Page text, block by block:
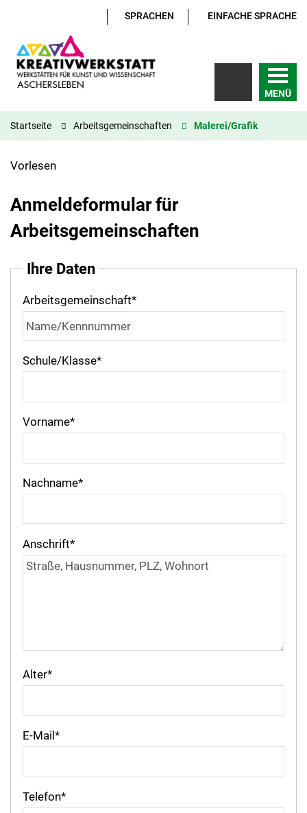
SPRACHEN EINFACHE SPRACHE
MENÜ
Startseite Arbeitsgemeinschaften Malerei/Grafik
Vorlesen
Anmeldeformular für
Arbeitsgemeinschaften
Ihre Daten
Arbeitsgemeinschaft*
Schule/Klasse*
Vorname*
Nachname*
Anschrift*
Alter*
E-Mail *
Telefon*